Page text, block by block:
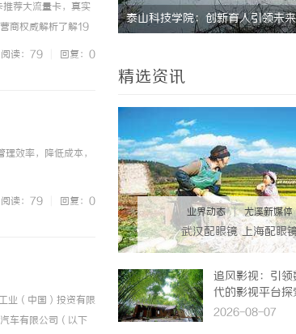
荐大流量卡，真实
商权威解析了解19
营销噱头，实为话
阅读：79 回复：0
效率，降低成本，
阅读：79 回复：0
业（中国）投资有限
车有限公司（以下
引领未来科技发展新 深度解析新明珠岩板官网：打造
精选资讯
业界动态 | 尤溪新媒体
武汉配眼镜 上海配眼
追风影视：引
代的影视平台探
2026-08-07